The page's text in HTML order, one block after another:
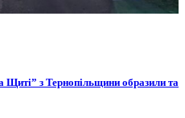
з Тернопільщини образили та